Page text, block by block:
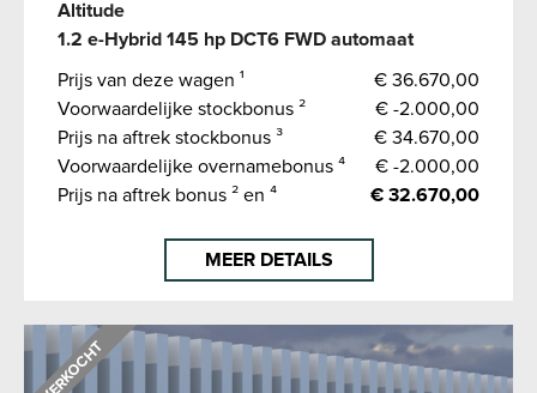
Altitude
1.2 e-Hybrid 145 hp DCT6 FWD automaat
Prijs van deze wagen ¹
€ 36.670,00
Voorwaardelijke stockbonus ²
€ -2.000,00
Prijs na aftrek stockbonus ³
€ 34.670,00
Voorwaardelijke overnamebonus ⁴
€ -2.000,00
Prijs na aftrek bonus ² en ⁴
€ 32.670,00
MEER DETAILS